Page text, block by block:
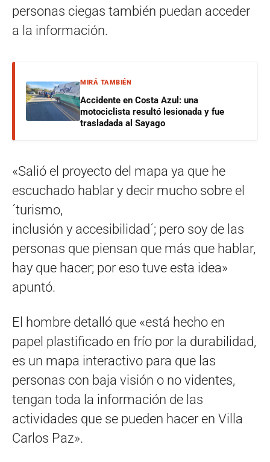
personas ciegas también puedan acceder
a la información.
MIRÁ TAMBIÉN
Accidente en Costa Azul: una
motociclista resultó lesionada y fue
trasladada al Sayago
«Salió el proyecto del mapa ya que he
escuchado hablar y decir mucho sobre el
´turismo,
inclusión y accesibilidad´; pero soy de las
personas que piensan que más que hablar,
hay que hacer; por eso tuve esta idea»
apuntó.
El hombre detalló que «está hecho en
papel plastificado en frío por la durabilidad,
es un mapa interactivo para que las
personas con baja visión o no videntes,
tengan toda la información de las
actividades que se pueden hacer en Villa
Carlos Paz».